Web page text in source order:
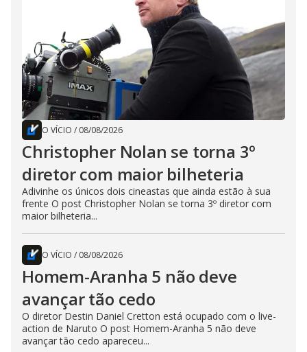
O VÍCIO / 08/08/2026
Christopher Nolan se torna 3º
diretor com maior bilheteria
Adivinhe os únicos dois cineastas que ainda estão à sua
frente O post Christopher Nolan se torna 3º diretor com
maior bilheteria...
O VÍCIO / 08/08/2026
Homem-Aranha 5 não deve
avançar tão cedo
O diretor Destin Daniel Cretton está ocupado com o live-
action de Naruto O post Homem-Aranha 5 não deve
avançar tão cedo apareceu...